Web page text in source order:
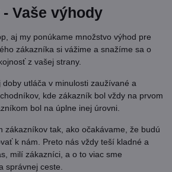
Vaše výhody
aj my ponúkame množstvo výhod pre
zákazníka si vážime a snažíme sa o
z vašej strany.
utláča v minulosti zaužívané a
kde zákazník bol vždy na prvom
bol na úplne inej úrovni.
zákazníkov tak, ako očakávame, že budú
k nám. Preto nás vždy teší kladné a
milí zákazníci, a o to viac sme
správnej ceste.